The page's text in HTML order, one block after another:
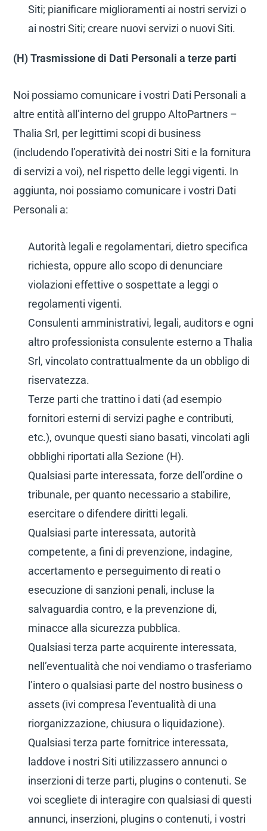
Siti; pianificare miglioramenti ai nostri servizi o
ai nostri Siti; creare nuovi servizi o nuovi Siti.
(H) Trasmissione di Dati Personali a terze parti
Noi possiamo comunicare i vostri Dati Personali a
altre entità all’interno del gruppo AltoPartners –
Thalia Srl, per legittimi scopi di business
(includendo l’operatività dei nostri Siti e la fornitura
di servizi a voi), nel rispetto delle leggi vigenti. In
aggiunta, noi possiamo comunicare i vostri Dati
Personali a:
Autorità legali e regolamentari, dietro specifica
richiesta, oppure allo scopo di denunciare
violazioni effettive o sospettate a leggi o
regolamenti vigenti.
Consulenti amministrativi, legali, auditors e ogni
altro professionista consulente esterno a Thalia
Srl, vincolato contrattualmente da un obbligo di
riservatezza.
Terze parti che trattino i dati (ad esempio
fornitori esterni di servizi paghe e contributi,
etc.), ovunque questi siano basati, vincolati agli
obblighi riportati alla Sezione (H).
Qualsiasi parte interessata, forze dell’ordine o
tribunale, per quanto necessario a stabilire,
esercitare o difendere diritti legali.
Qualsiasi parte interessata, autorità
competente, a fini di prevenzione, indagine,
accertamento e perseguimento di reati o
esecuzione di sanzioni penali, incluse la
salvaguardia contro, e la prevenzione di,
minacce alla sicurezza pubblica.
Qualsiasi terza parte acquirente interessata,
nell’eventualità che noi vendiamo o trasferiamo
l’intero o qualsiasi parte del nostro business o
assets (ivi compresa l’eventualità di una
riorganizzazione, chiusura o liquidazione).
Qualsiasi terza parte fornitrice interessata,
laddove i nostri Siti utilizzassero annunci o
inserzioni di terze parti, plugins o contenuti. Se
voi scegliete di interagire con qualsiasi di questi
annunci, inserzioni, plugins o contenuti, i vostri